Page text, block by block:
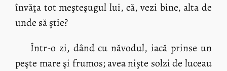
învăţa tot meşteşugul lui, că, vezi bine, alta de
unde să ştie?
Într-o zi, dând cu năvodul, iacă prinse un
peşte mare şi frumos; avea nişte solzi de luceau